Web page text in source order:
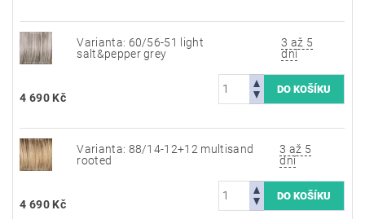
Varianta: 60/56-51 light
salt&pepper grey
3 až 5
dní
4 690 Kč
Varianta: 88/14-12+12 multisand
rooted
3 až 5
dní
4 690 Kč